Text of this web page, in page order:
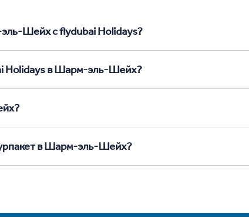
Шейх с flydubai Holidays?
Holidays в Шарм-эль-Шейх?
в Шарм-эль-Шейх?